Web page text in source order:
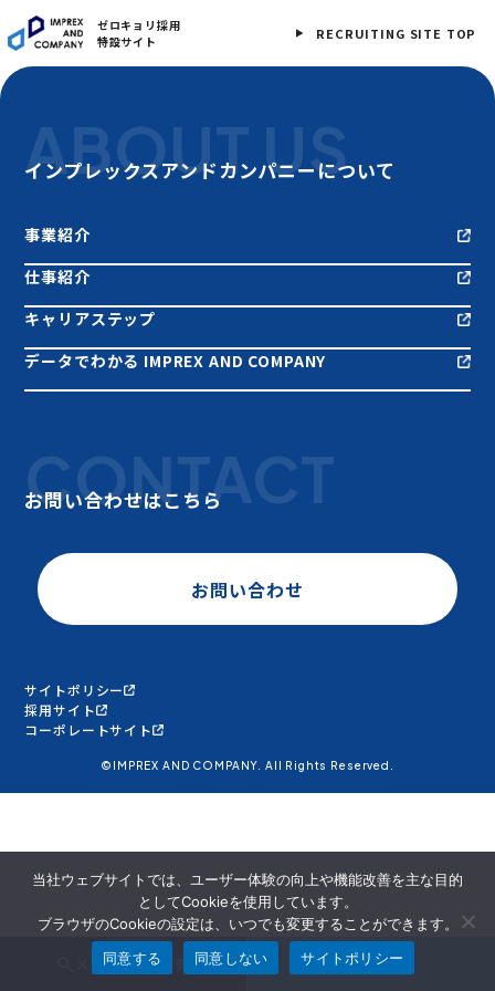
ゼロキョリ採用
特設サイト
RECRUITING SITE TOP
メンバーを探す 面談申込
ABOUT US
インプレックスアンドカンパニーについて
事業紹介
仕事紹介
キャリアステップ
データでわかる IMPREX AND COMPANY
CONTACT
お問い合わせはこちら
お問い合わせ
©IMPREX AND COMPANY. All Rights Reserved.
サイトポリシー
採用サイト
コーポレートサイト
当社ウェブサイトでは、ユーザー体験の向上や機能改善を主な目的
としてCookieを使用しています。
ブラウザのCookieの設定は、いつでも変更することができます。
同意する
同意しない サイトポリシー